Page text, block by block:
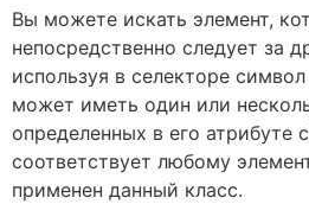
Вы можете искать элемент,
непосредственно следует за
используя в селекторе
может иметь один или
определенных в его атрибуте
соответствует любому
применен данный класс.